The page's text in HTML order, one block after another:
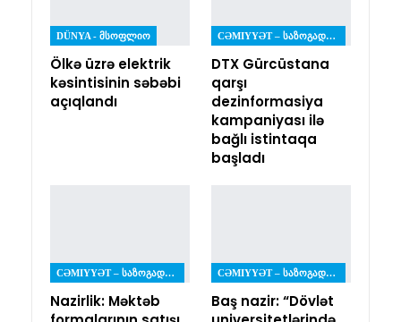
DÜNYA - ᲛᲡᲝᲤᲚᲘᲝ
Ölkə üzrə elektrik
kəsintisinin səbəbi
açıqlandı
CƏMIYYƏT – ᲡᲐᲖᲝᲒᲐᲓᲝᲔᲑᲐ
DTX Gürcüstana
qarşı
dezinformasiya
kampaniyası ilə
bağlı istintaqa
başladı
CƏMIYYƏT – ᲡᲐᲖᲝᲒᲐᲓᲝᲔᲑᲐ
Nazirlik: Məktəb
CƏMIYYƏT – ᲡᲐᲖᲝᲒᲐᲓᲝᲔᲑᲐ
Baş nazir: “Dövlət